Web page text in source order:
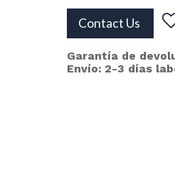
Contact Us
Garantía de
Envío: 2-3 días